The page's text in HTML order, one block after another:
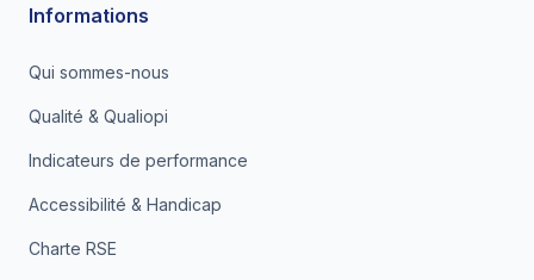
Informations
Qui sommes-nous
Qualité & Qualiopi
Indicateurs de performance
Accessibilité & Handicap
Charte RSE